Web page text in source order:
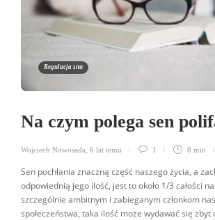
Regulacja snu
Na czym polega sen
Wojciech Nowosada 6 lat temu 1 8 min
Sen pochłania znaczną część naszego życia, a
odpowiednią jego ilość, jest to około 1/3 całości
szczególnie ambitnym i zabieganym członkom
społeczeństwa, taka ilość może wydawać się zbyt